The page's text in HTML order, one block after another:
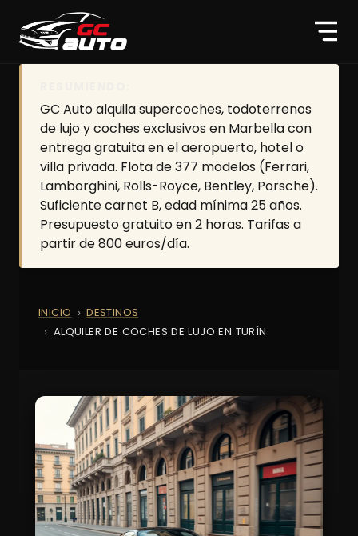
GC Auto alquila supercoches, todoterrenos
de lujo y coches exclusivos en Marbella con
entrega gratuita en el aeropuerto, hotel o
villa privada. Flota de 377 modelos (Ferrari,
Lamborghini, Rolls-Royce, Bentley, Porsche).
Suficiente carnet B, edad mínima 25 años.
Presupuesto gratuito en 2 horas. Tarifas a
partir de 800 euros/día.
INICIO
DESTINOS
ALQUILER DE COCHES DE LUJO EN TURÍN